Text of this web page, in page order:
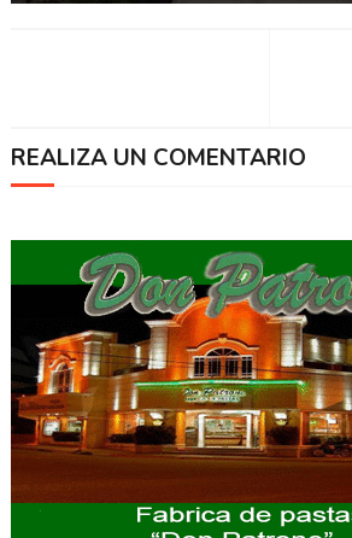
REALIZA UN COMENTARIO